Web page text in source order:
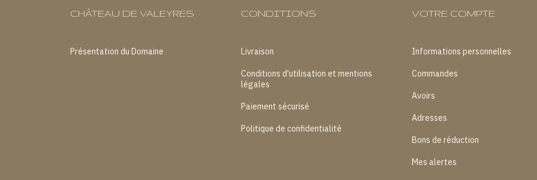
CHÂTEAU DE VALEYRES
Présentation du Domaine
CONDITIONS
Livraison
Conditions d'utilisation et mentions
légales
Paiement sécurisé
Politique de confidentialité
VOTRE COMPTE
Informations personnelles
Commandes
Avoirs
Adresses
Bons de réduction
Mes alertes